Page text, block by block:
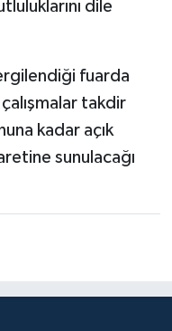
dile
fuarda
takdir
kadar açık
sunulacağı